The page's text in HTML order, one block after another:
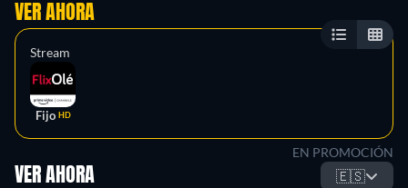
VER AHORA
Stream
Fijo HD
EN PROMOCIÓN
VER AHORA 🇪🇸